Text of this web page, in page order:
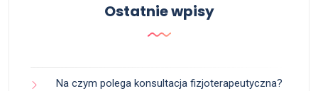
Ostatnie wpisy
Na czym polega konsultacja fizjoterapeutyczna?